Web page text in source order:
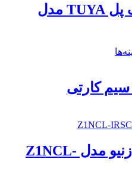
کلید لمسی هوشمند تک پل TUYA مدل
سیم کارتی
ماژول IR EMITTER زنیو مدل Z1NCL-